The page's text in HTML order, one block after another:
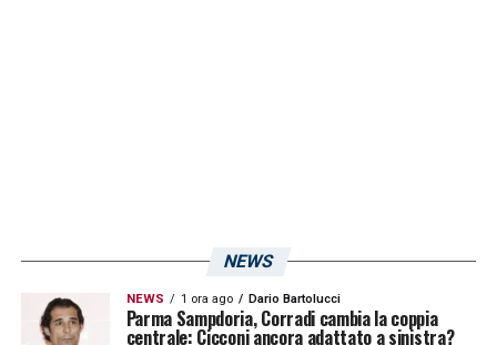
determinazione dimostrata fino ad oggi
NEWS
NEWS 1 ora ago Dario Bartolucci
Parma Sampdoria, Corradi cambia la coppia
centrale: Cicconi ancora adattato a sinistra?